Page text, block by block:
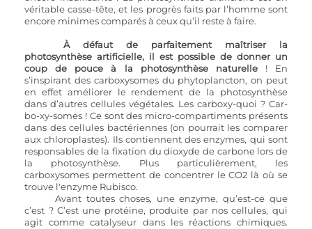
véritable casse-tête, et les progrès faits par l’homme sont
encore minimes comparés à ceux qu’il reste à faire.
À défaut de parfaitement maîtriser la
photosynthèse artificielle, il est possible de donner un
coup de pouce à la photosynthèse naturelle ! En
s’inspirant des carboxysomes du phytoplancton, on peut
en effet améliorer le rendement de la photosynthèse
dans d’autres cellules végétales. Les carboxy-quoi ? Car-
bo-xy-somes ! Ce sont des micro-compartiments présents
dans des cellules bactériennes (on pourrait les comparer
aux chloroplastes). Ils contiennent des enzymes, qui sont
responsables de la fixation du dioxyde de carbone lors de
la photosynthèse. Plus particulièrement, les
carboxysomes permettent de concentrer le CO2 là où se
trouve l'enzyme Rubisco.
Avant toutes choses, une enzyme, qu’est-ce que
c’est ? C’est une protéine, produite par nos cellules, qui
agit comme catalyseur dans les réactions chimiques.